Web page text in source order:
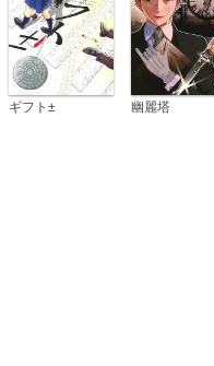
ギフト± 幽麗塔